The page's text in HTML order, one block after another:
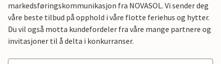
markedsføringskommunikasjon fra NOVASOL. Vi sender deg
våre beste tilbud på opphold i våre flotte feriehus og hytter.
Du vil også motta kundefordeler fra våre mange partnere og
invitasjoner til å delta i konkurranser.